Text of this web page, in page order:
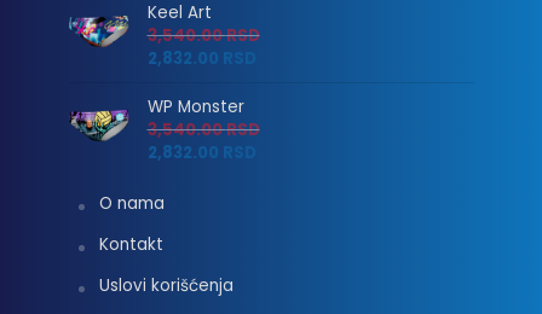
Keel Art
3,540.00RSD
2,832.00 RSD
WP Monster
3,540.00RSD
2,832.00 RSD
O nama
Kontakt
Uslovi korišćenja